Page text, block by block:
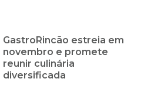
GastroRincão estreia em
novembro e promete
reunir culinária
diversificada